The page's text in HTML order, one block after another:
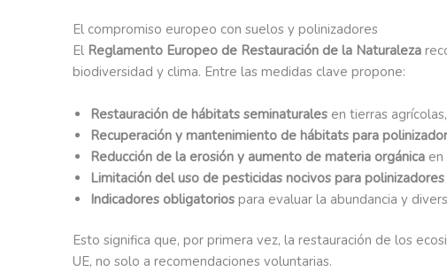
El compromiso europeo con suelos y polinizadores
El Reglamento Europeo de Restauración de la Naturaleza
biodiversidad y clima. Entre las medidas clave propone:
Restauración de hábitats seminaturales en tierras
Recuperación y mantenimiento de hábitats para
Reducción de la erosión y aumento de materia orgánica
Limitación del uso de pesticidas nocivos para polinizadores
Indicadores obligatorios para evaluar la abundancia y
Esto significa que, por primera vez, la restauración de los
UE, no solo a recomendaciones voluntarias.